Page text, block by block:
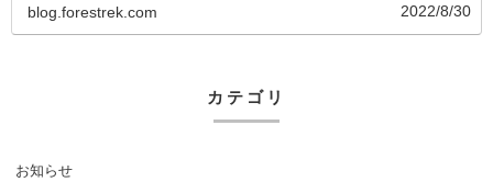
blog.forestrek.com 2022/8/30
カテゴリ
お知らせ